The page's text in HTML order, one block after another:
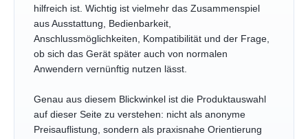
hilfreich ist. Wichtig ist vielmehr das Zusammenspiel
aus Ausstattung, Bedienbarkeit,
Anschlussmöglichkeiten, Kompatibilität und der Frage,
ob sich das Gerät später auch von normalen
Anwendern vernünftig nutzen lässt.
Genau aus diesem Blickwinkel ist die Produktauswahl
auf dieser Seite zu verstehen: nicht als anonyme
Preisauflistung, sondern als praxisnahe Orientierung